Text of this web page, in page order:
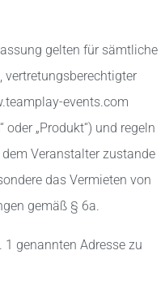
gelten für sämtliche
vertretungsberechtigter
events.com
„Produkt“) und regeln
Veranstalter zustande
das Vermieten von
gemäß § 6a.
genannten Adresse zu